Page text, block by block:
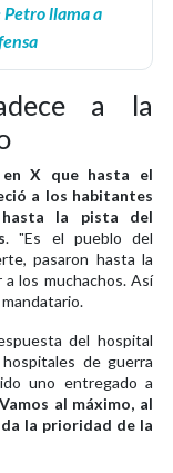
llama a
a la
X que hasta el
a los habitantes
hasta la pista del
. "Es el pueblo del
pasaron hasta la
los muchachos. Así
del hospital
de guerra
uno entregado a
al máximo, al
la prioridad de la